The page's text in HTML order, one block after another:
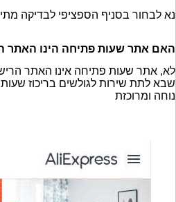
נא לבחור בסניף הספציפי לבדיקה
האם אתר שעות פתיחה הינו האתר
לא, אתר שעות פתיחה אינו האתר
שבא לתת שירות לגולשים בריכוז
נוחה ומרוכזת